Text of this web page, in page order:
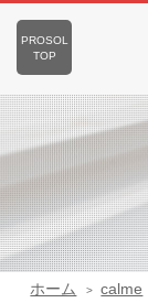
PROSOL
TOP
ホーム calme